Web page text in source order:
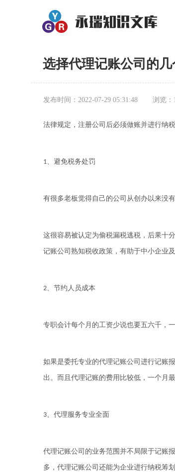
选择代理记账公司的几
发布时间：2022-07-29 05:31:48 浏览：
法律规定，注册公司后必须做账并进行纳
1、避免税务处罚
有很多老板觉得自己的公司从创办以来没
这很容易被认定为偷税漏税逃税，后果十
记账公司熟知税收政策，有助于中小企业
2、节约人员成本
专职会计每个月的工资少说也要五六千，
如果是委托专业的代理记账公司进行记账
出。而且代理记账的费用比较低，一个月
3、代理服务专业全面
代理记账公司的业务范围并不局限于记账
多，代理记账公司还能为企业进行纳税筹